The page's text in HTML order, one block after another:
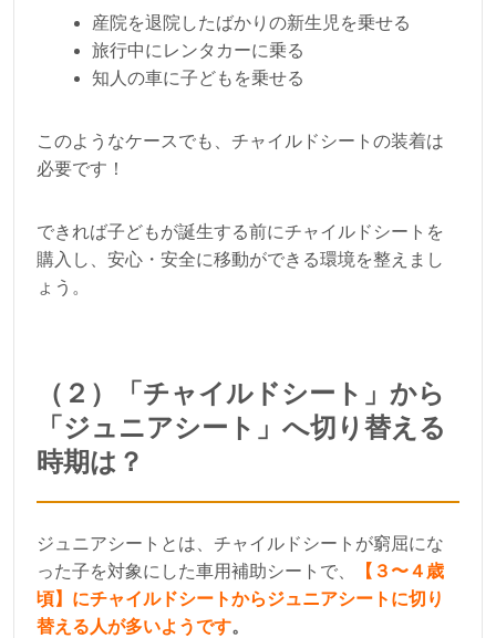
産院を退院したばかりの新生児を乗せる
旅行中にレンタカーに乗る
知人の車に子どもを乗せる
このようなケースでも、チャイルドシートの装着は
必要です！
できれば子どもが誕生する前にチャイルドシートを
購入し、安心・安全に移動ができる環境を整えまし
ょう。
（２）「チャイルドシート」から
「ジュニアシート」へ切り替える
時期は？
ジュニアシートとは、チャイルドシートが窮屈にな
った子を対象にした車用補助シートで、
【３〜４歳
頃】にチャイルドシートからジュニアシートに切り
替える人が多いようです。